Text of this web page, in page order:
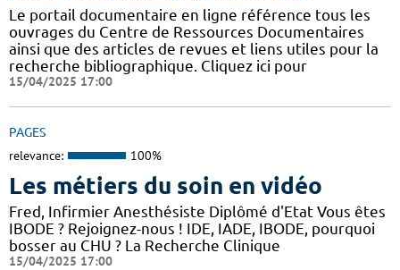
Le portail documentaire en ligne référence tous les
ouvrages du Centre de Ressources Documentaires
ainsi que des articles de revues et liens utiles pour la
recherche bibliographique. Cliquez ici pour
15/04/2025 17:00
PAGES
relevance: 100%
Les métiers du soin en vidéo
Fred, Infirmier Anesthésiste Diplômé d'Etat Vous êtes
IBODE ? Rejoignez-nous ! IDE, IADE, IBODE, pourquoi
bosser au CHU ? La Recherche Clinique
15/04/2025 17:00